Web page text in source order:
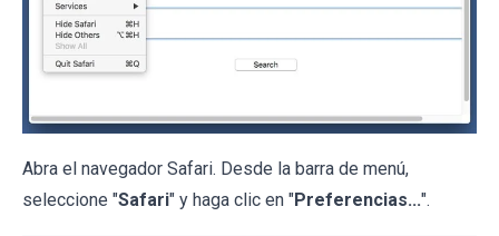
Abra el navegador Safari. Desde la barra de menú,
seleccione "Safari" y haga clic en "Preferencias...".